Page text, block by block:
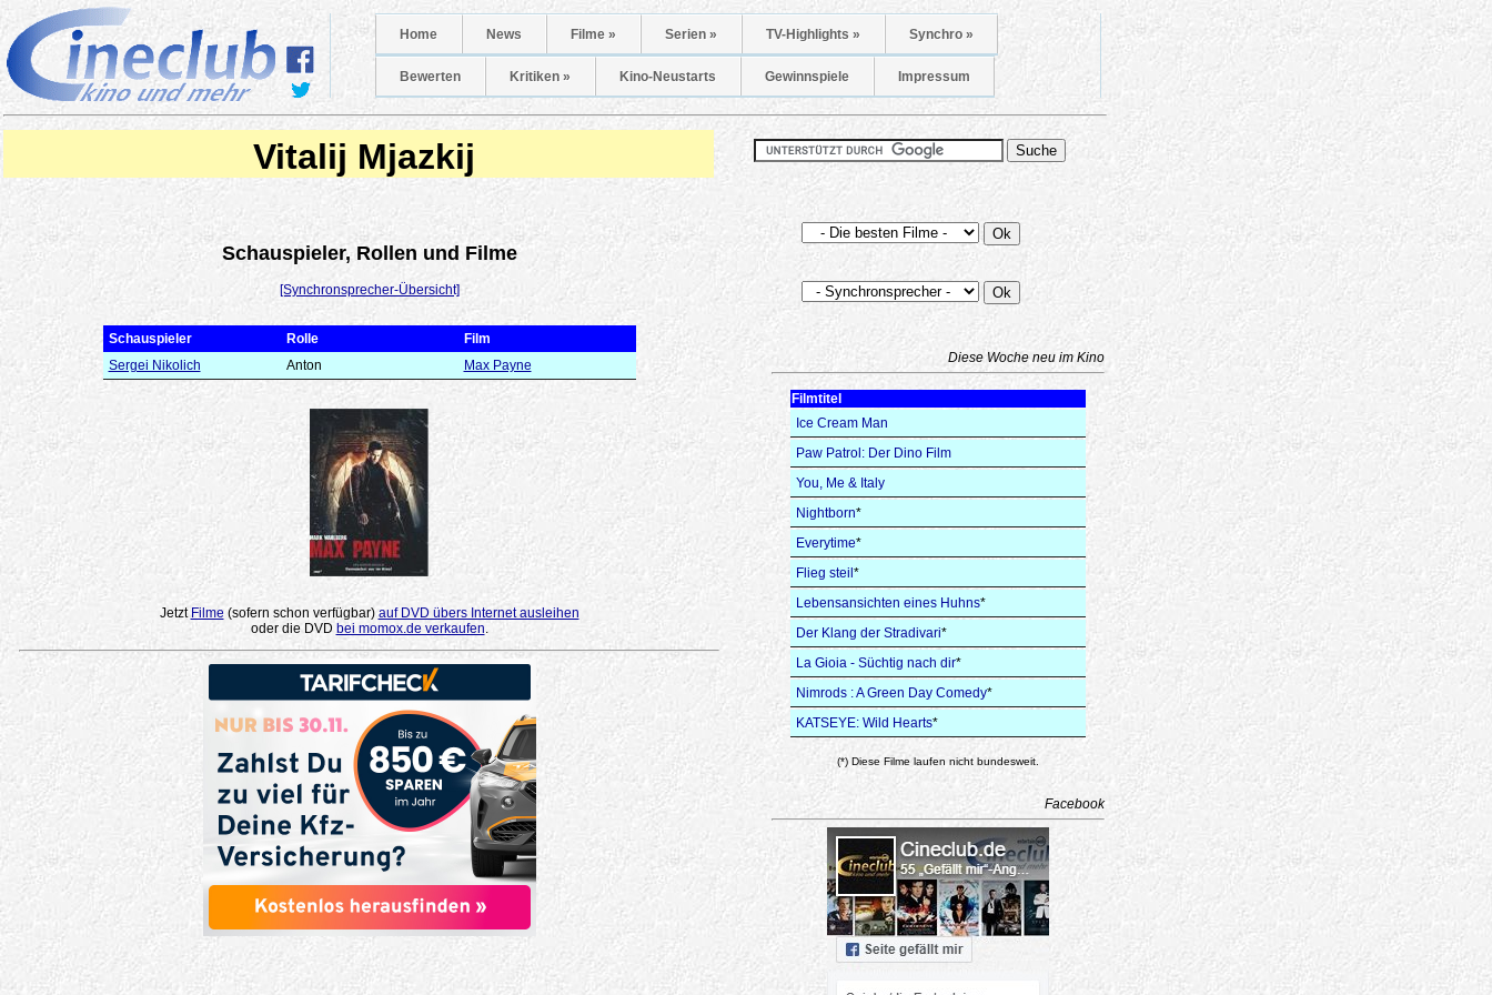
Home News Filme » Serien » TV-Highlights » Synchro »
Bewerten Kritiken » Kino-Neustarts Gewinnspiele Impressum
Vitalij Mjazkij
Schauspieler, Rollen und Filme
[Synchronsprecher-Übersicht]
Schauspieler Rolle
Film
Sergei Nikolich
Anton Max Payne
Jetzt Filme(sofern schon verfügbar) auf DVD übers Internet ausleihen
oder die DVD bei momox.de verkaufen.
Diese Woche neu im Kino
Filmtitel
Ice Cream Man
Paw Patrol: Der Dino Film
You, Me & Italy
Nightborn*
Everytime*
Flieg steil *
Lebensansichten eines Huhns*
Der Klang der Stradivari*
La Gioia - Süchtig nach dir*
Nimrods : A Green Day Comedy*
KATSEYE: Wild Hearts*
(*) Diese Filme laufen nicht bundesweit.
Facebook